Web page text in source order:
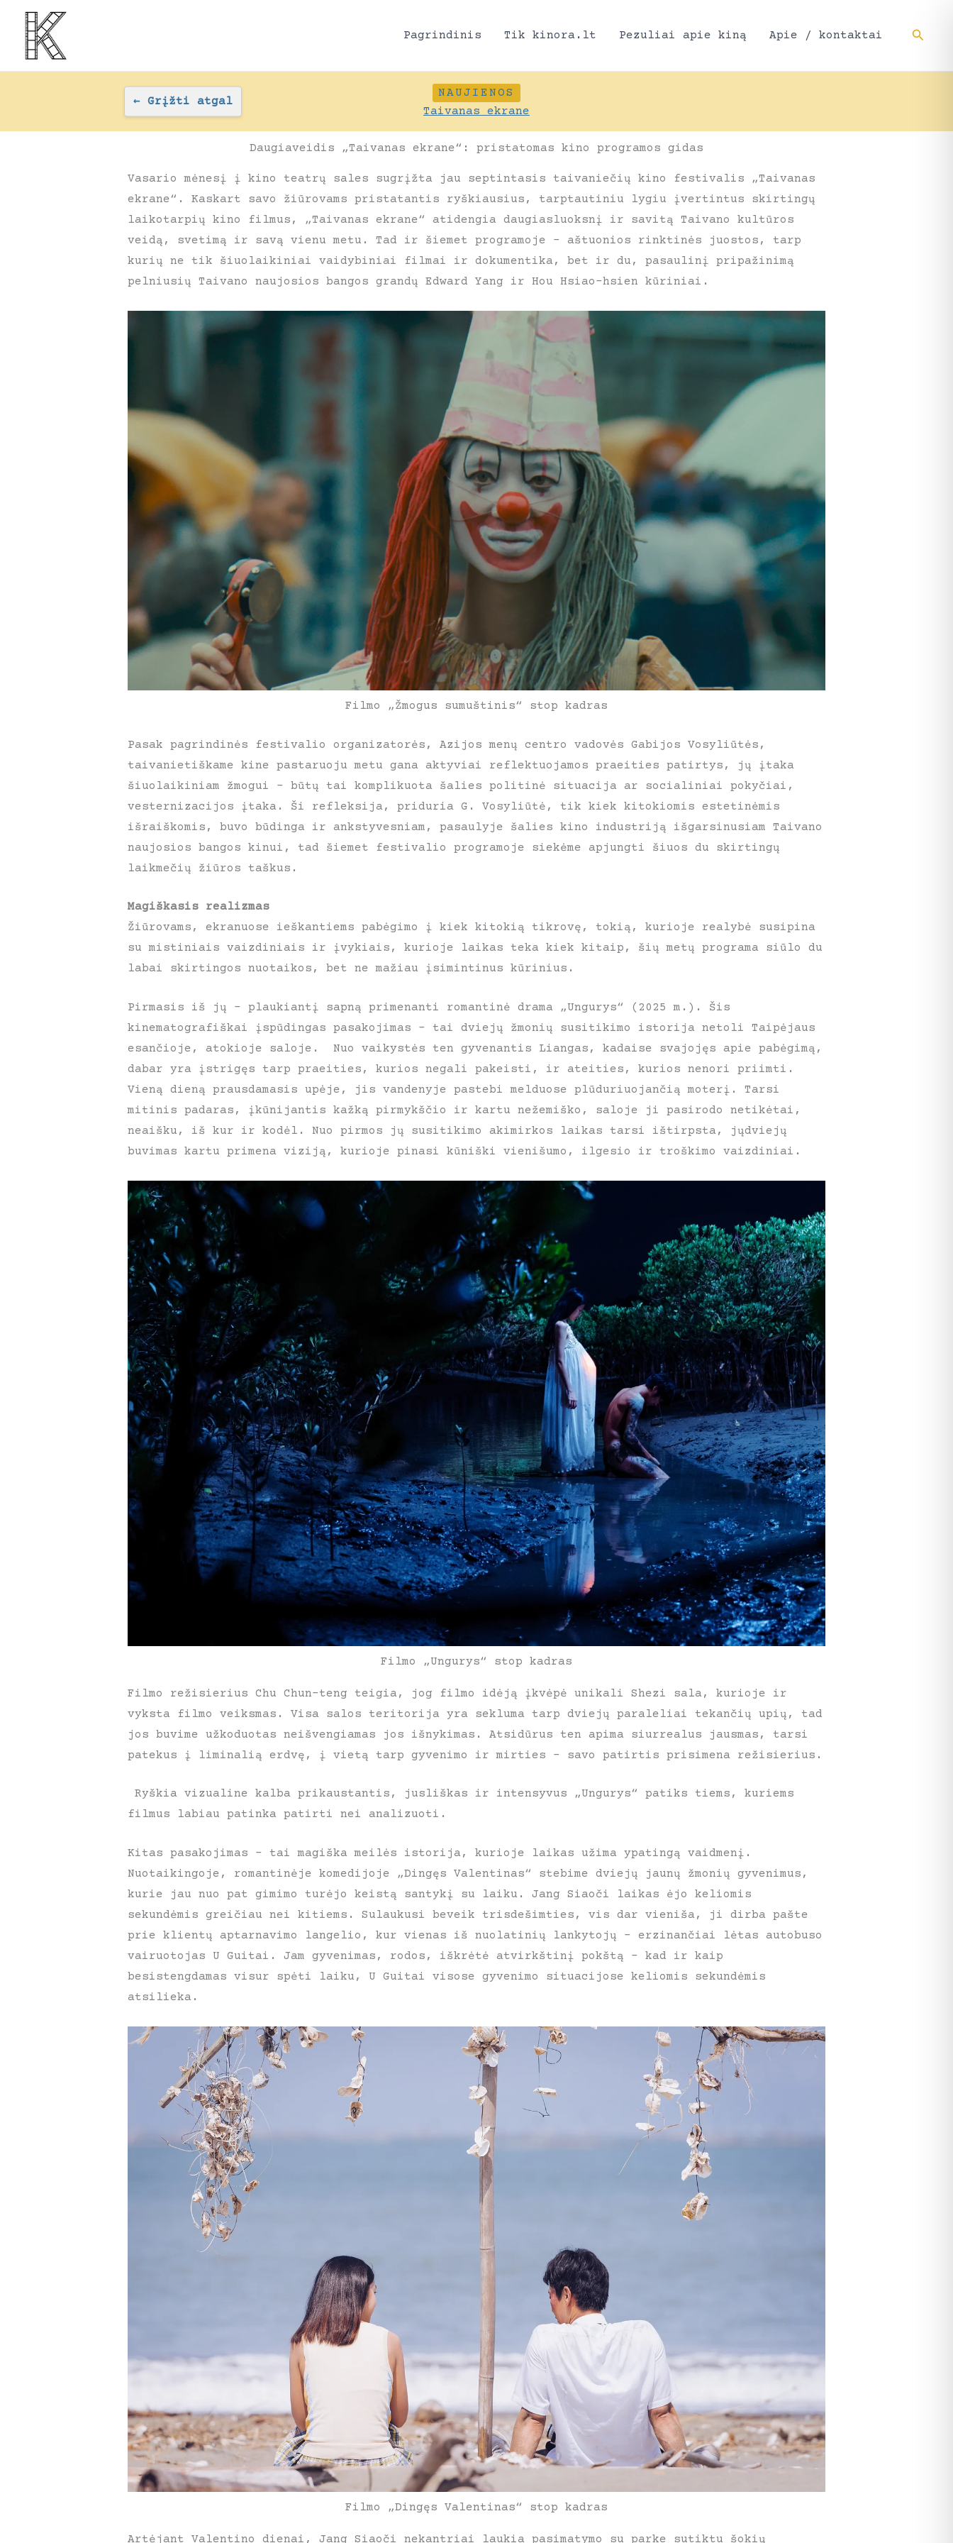
Pereiti
prie
turinio
Pagrindinis Tik kinora.lt Pezuliai apie kiną Apie / kontaktai
← Grįžti atgal
NAUJIENOS
Taivanas ekrane
Daugiaveidis „Taivanas ekrane“: pristatomas kino programos gidas
Vasario mėnesį į kino teatrų sales sugrįžta jau septintasis taivaniečių kino festivalis „Taivanas
ekrane“. Kaskart savo žiūrovams pristatantis ryškiausius, tarptautiniu lygiu įvertintus skirtingų
laikotarpių kino filmus, „Taivanas ekrane“ atidengia daugiasluoksnį ir savitą Taivano kultūros
veidą, svetimą ir savą vienu metu. Tad ir šiemet programoje – aštuonios rinktinės juostos, tarp
kurių ne tik šiuolaikiniai vaidybiniai filmai ir dokumentika, bet ir du, pasaulinį pripažinimą
pelniusių Taivano naujosios bangos grandų Edward Yang ir Hou Hsiao-hsien kūriniai.
Filmo „Žmogus sumuštinis“ stop kadras
Pasak pagrindinės festivalio organizatorės, Azijos menų centro vadovės Gabijos Vosyliūtės,
taivanietiškame kine pastaruoju metu gana aktyviai reflektuojamos praeities patirtys, jų įtaka
šiuolaikiniam žmogui – būtų tai komplikuota šalies politinė situacija ar socialiniai pokyčiai,
vesternizacijos įtaka. Ši refleksija, priduria G. Vosyliūtė, tik kiek kitokiomis estetinėmis
išraiškomis, buvo būdinga ir ankstyvesniam, pasaulyje šalies kino industriją išgarsinusiam Taivano
naujosios bangos kinui, tad šiemet festivalio programoje siekėme apjungti šiuos du skirtingų
laikmečių žiūros taškus.
Magiškasis realizmas
Žiūrovams, ekranuose ieškantiems pabėgimo į kiek kitokią tikrovę, tokią, kurioje realybė susipina
su mistiniais vaizdiniais ir įvykiais, kurioje laikas teka kiek kitaip, šių metų programa siūlo du
labai skirtingos nuotaikos, bet ne mažiau įsimintinus kūrinius.
Pirmasis iš jų – plaukiantį sapną primenanti romantinė drama „Ungurys“ (2025 m.). Šis
kinematografiškai įspūdingas pasakojimas – tai dviejų žmonių susitikimo istorija netoli Taipėjaus
esančioje, atokioje saloje. Nuo vaikystės ten gyvenantis Liangas, kadaise svajojęs apie pabėgimą,
dabar yra įstrigęs tarp praeities, kurios negali pakeisti, ir ateities, kurios nenori priimti.
Vieną dieną prausdamasis upėje, jis vandenyje pastebi melduose plūduriuojančią moterį. Tarsi
mitinis padaras, įkūnijantis kažką pirmykščio ir kartu nežemiško, saloje ji pasirodo netikėtai,
neaišku, iš kur ir kodėl. Nuo pirmos jų susitikimo akimirkos laikas tarsi ištirpsta, jųdviejų
buvimas kartu primena viziją, kurioje pinasi kūniški vienišumo, ilgesio ir troškimo vaizdiniai.
Filmo „Ungurys“ stop kadras
Filmo režisierius Chu Chun-teng teigia, jog filmo idėją įkvėpė unikali Shezi sala, kurioje ir
vyksta filmo veiksmas. Visa salos teritorija yra sekluma tarp dviejų paraleliai tekančių upių, tad
jos buvime užkoduotas neišvengiamas jos išnykimas. Atsidūrus ten apima siurrealus jausmas, tarsi
patekus į liminalią erdvę, į vietą tarp gyvenimo ir mirties – savo patirtis prisimena režisierius.
Ryškia vizualine kalba prikaustantis, jusliškas ir intensyvus „Ungurys“ patiks tiems, kuriems
filmus labiau patinka patirti nei analizuoti.
Kitas pasakojimas – tai magiška meilės istorija, kurioje laikas užima ypatingą vaidmenį.
Nuotaikingoje, romantinėje komedijoje „Dingęs Valentinas“ stebime dviejų jaunų žmonių gyvenimus,
kurie jau nuo pat gimimo turėjo keistą santykį su laiku. Jang Siaoči laikas ėjo keliomis
sekundėmis greičiau nei kitiems. Sulaukusi beveik trisdešimties, vis dar vieniša, ji dirba pašte
prie klientų aptarnavimo langelio, kur vienas iš nuolatinių lankytojų – erzinančiai lėtas autobuso
vairuotojas U Guitai. Jam gyvenimas, rodos, iškrėtė atvirkštinį pokštą – kad ir kaip
besistengdamas visur spėti laiku, U Guitai visose gyvenimo situacijose keliomis sekundėmis
atsilieka.
Filmo „Dingęs Valentinas“ stop kadras
Artėjant Valentino dienai, Jang Siaoči nekantriai laukia pasimatymo su parke sutiktu šokių